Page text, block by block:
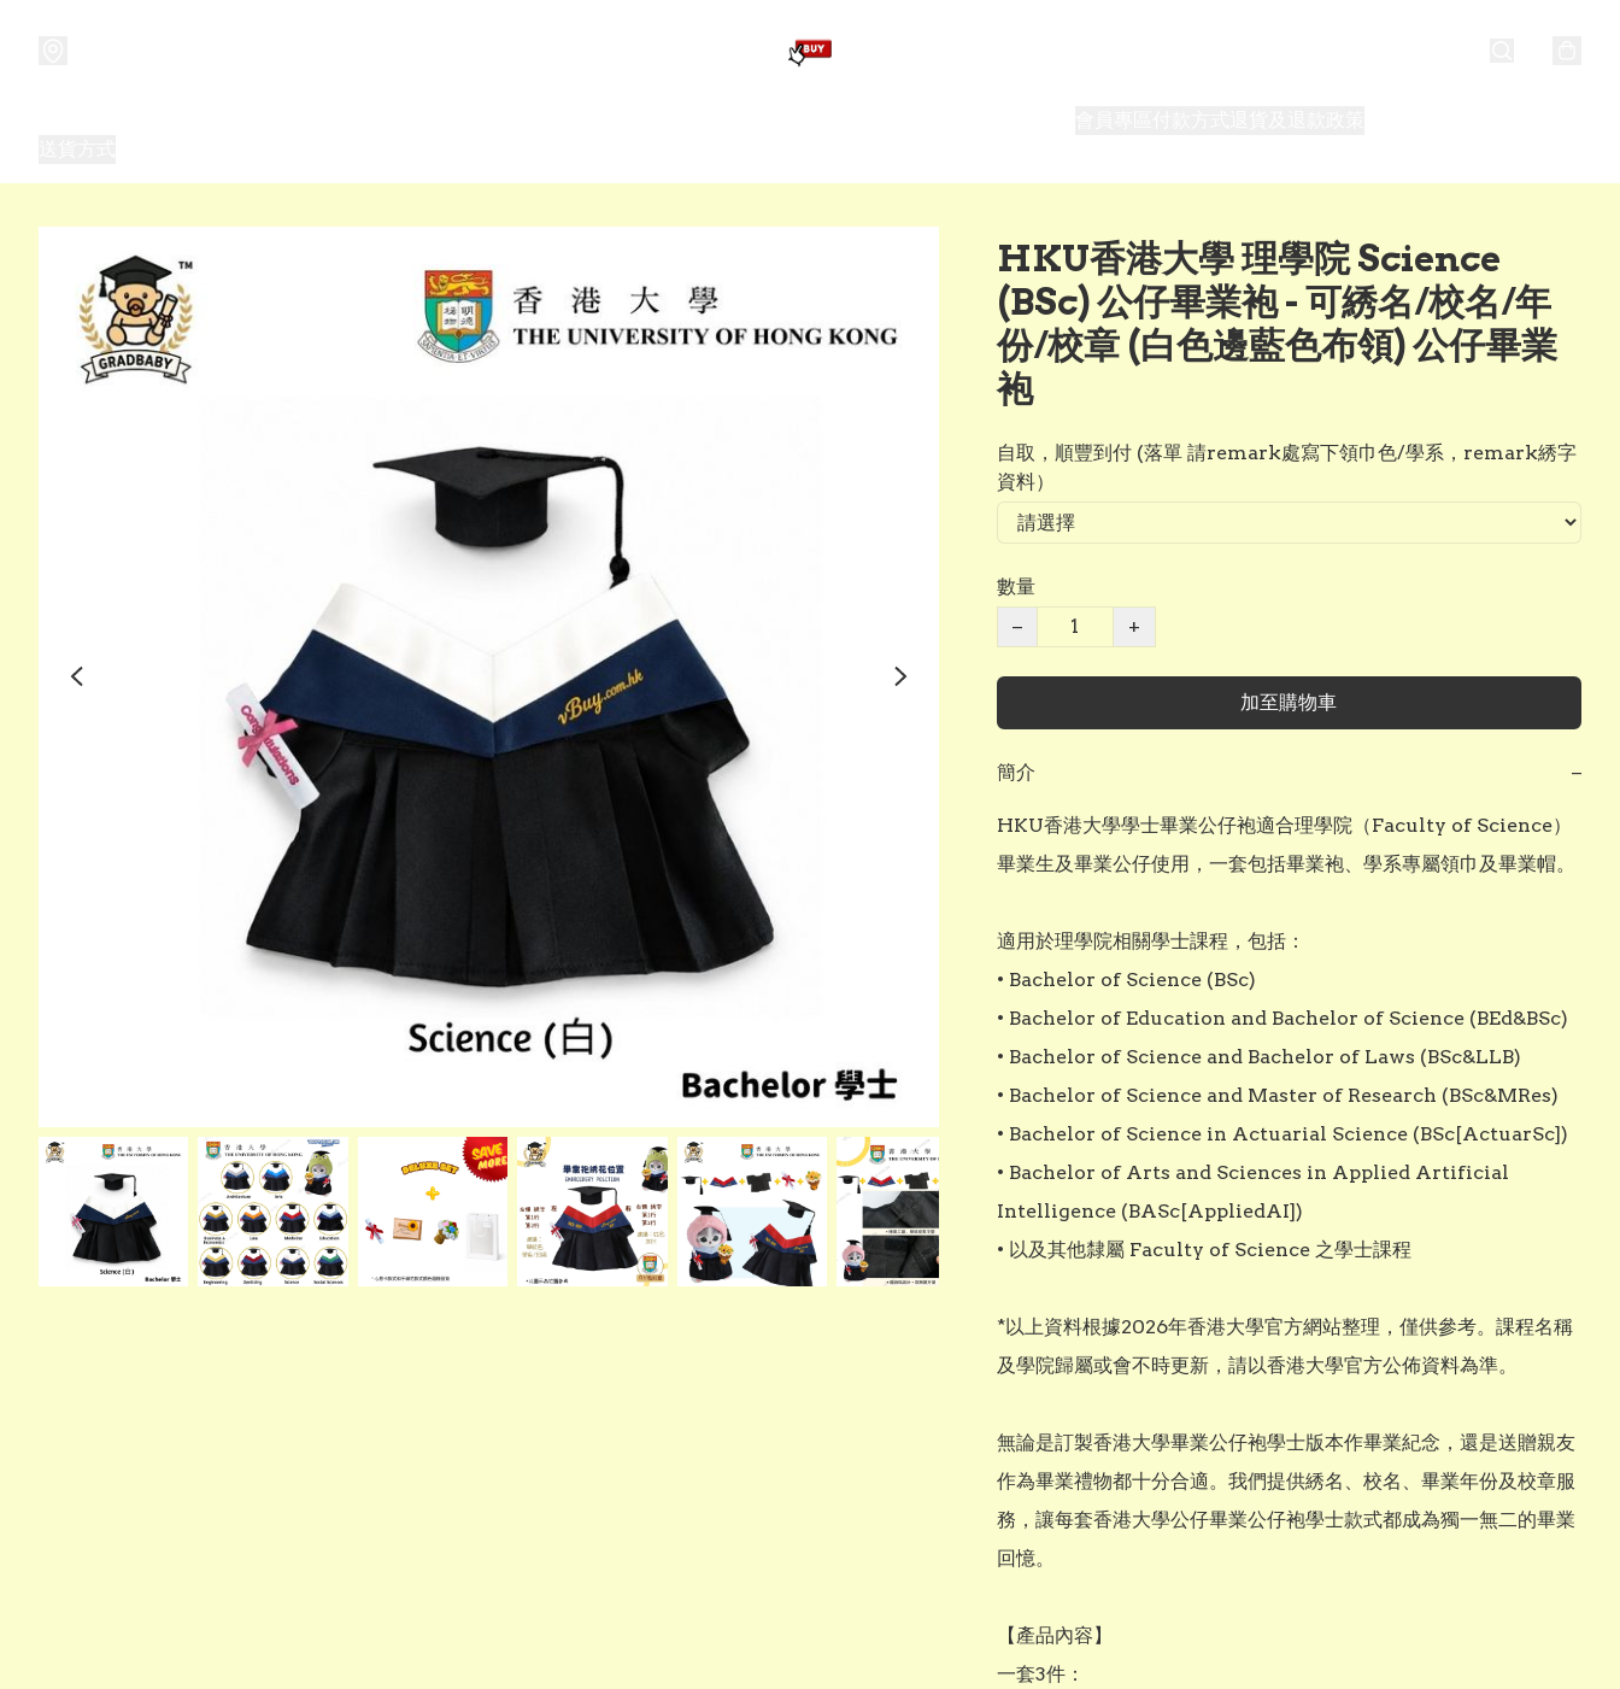
HKU香港大學 理學院 Science
(BSc) 公仔畢業袍 - 可綉名/校名/年
份/校章 (白色邊藍色布領) 公仔畢業
袍
自取，順豐到付 (落單 請remark處寫下領巾色/學系，remark綉字
資料）
數量
−
+
加至購物車
簡介 −
HKU香港大學學士畢業公仔袍適合理學院（Faculty of Science）
畢業生及畢業公仔使用，一套包括畢業袍、學系專屬領巾及畢業帽。
適用於理學院相關學士課程，包括：
• Bachelor of Science (BSc)
• Bachelor of Education and Bachelor of Science (BEd&BSc)
• Bachelor of Science and Bachelor of Laws (BSc&LLB)
• Bachelor of Science and Master of Research (BSc&MRes)
• Bachelor of Science in Actuarial Science (BSc[ActuarSc])
• Bachelor of Arts and Sciences in Applied Artificial
Intelligence (BASc[AppliedAI])
• 以及其他隸屬 Faculty of Science 之學士課程
*以上資料根據2026年香港大學官方網站整理，僅供參考。課程名稱
及學院歸屬或會不時更新，請以香港大學官方公佈資料為準。
無論是訂製香港大學畢業公仔袍學士版本作畢業紀念，還是送贈親友
作為畢業禮物都十分合適。我們提供綉名、校名、畢業年份及校章服
務，讓每套香港大學公仔畢業公仔袍學士款式都成為獨一無二的畢業
回憶。
【產品內容】
一套3件：